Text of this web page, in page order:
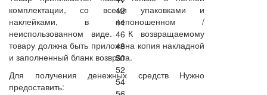
комплектации, со всеми упаковками и
наклейками, в непоношенном /
неиспользованном виде. К возвращаемому
товару должна быть приложена копия накладной
и заполненный бланк возврата.
Для получения денежных средств Нужно
предоставить:
42
44
46
48
50
52
54